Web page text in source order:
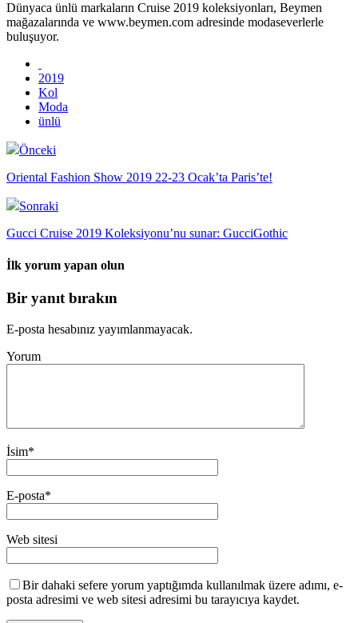
Dünyaca ünlü markaların Cruise 2019 koleksiyonları, Beymen
mağazalarında ve www.beymen.com adresinde modaseverlerle
buluşuyor.
2019
Kol
Moda
ünlü
Önceki
Oriental Fashion Show 2019 22-23 Ocak’ta Paris’te!
Sonraki
Gucci Cruise 2019 Koleksiyonu’nu sunar: GucciGothic
İlk yorum yapan olun
Bir yanıt bırakın
E-posta hesabınız yayımlanmayacak.
Yorum
İsim*
E-posta*
Web sitesi
Bir dahaki sefere yorum yaptığımda kullanılmak üzere adımı, e-
posta adresimi ve web sitesi adresimi bu tarayıcıya kaydet.